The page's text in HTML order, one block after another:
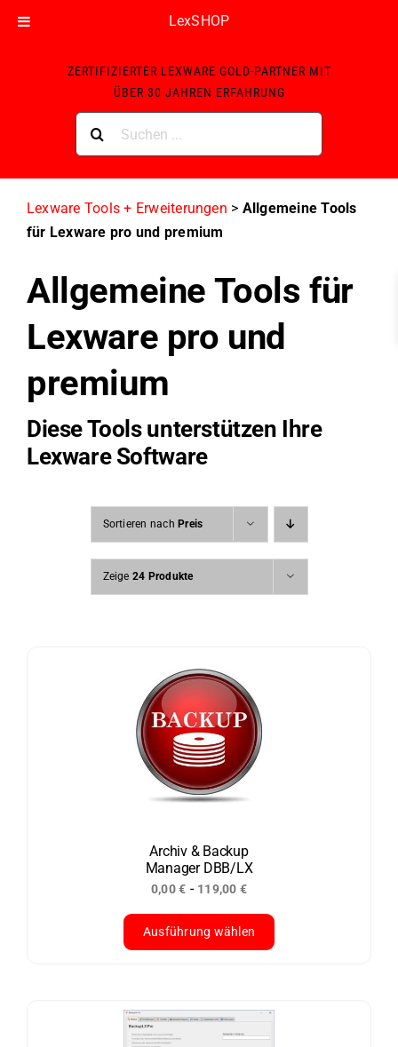
LexSHOP
ZERTIFIZIERTER LEXWARE GOLD-PARTNER MIT
ÜBER 30 JAHREN ERFAHRUNG
nach:
Lexware Tools + Erweiterungen > Allgemeine Tools
für Lexware pro und premium
Allgemeine Tools für
Lexware pro und
premium
Diese Tools unterstützen Ihre
Lexware Software
Sortieren nachPreis
Zeige 24 Produkte
Archiv & Backup
Manager DBB/LX
0,00€ - 119,00 €
Ausführung wählen
weist
mehrere